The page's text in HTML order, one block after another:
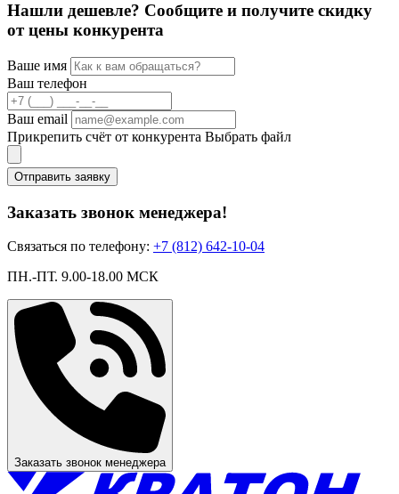
Нашли дешевле? Сообщите и получите скидку
от цены конкурента
Ваше имя
Ваш телефон
Ваш email
Прикрепить счёт от конкурента Выбрать файл
Отправить заявку
Заказать звонок менеджера!
Связаться по телефону: +7 (812) 642-10-04
ПН.-ПТ. 9.00-18.00 МСК
Заказать звонок менеджера